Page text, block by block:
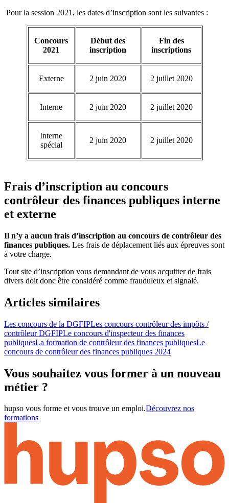
Pour la session 2021, les dates d’inscription sont les suivantes :
Concours
2021
Début des
inscription
Fin des
inscriptions
Externe 2 juin 2020 2 juillet 2020
Interne 2 juin 2020 2 juillet 2020
Interne
spécial
2 juin 2020 2 juillet 2020
Frais d’inscription au concours
contrôleur des finances publiques interne
et externe
Il n’y a aucun frais d’inscription au concours de contrôleur des
finances publiques. Les frais de déplacement liés aux épreuves sont
à votre charge.
Tout site d’inscription vous demandant de vous acquitter de frais
divers doit donc être considéré comme frauduleux et signalé.
Articles similaires
Les concours de la DGFIPLes concours contrôleur des impôts /
contrôleur DGFIPLe concours d'inspecteur des finances
publiquesLa formation de contrôleur des finances publiquesLe
concours de contrôleur des finances publiques 2024
Vous souhaitez vous former à un nouveau
métier ?
hupso vous forme et vous trouve un emploi.Découvrez nos
formations